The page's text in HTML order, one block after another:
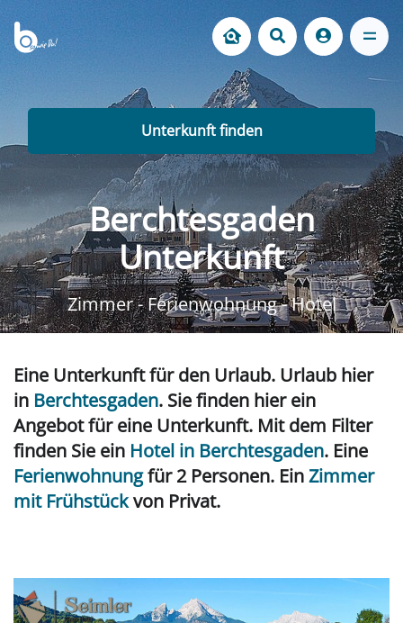
Unterkunft finden
Berchtesgaden
Unterkunft
Zimmer - Ferienwohnung - Hotel
Eine Unterkunft für den Urlaub. Urlaub hier
in Berchtesgaden. Sie finden hier ein
Angebot für eine Unterkunft. Mit dem Filter
finden Sie ein Hotel in Berchtesgaden. Eine
Ferienwohnungfür 2 Personen. EinZimmer
mit Frühstückvon Privat.